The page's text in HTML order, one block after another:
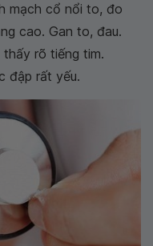
mạch cổ nổi to, đo
cao. Gan to, đau.
rõ tiếng tim.
đập rất yếu.